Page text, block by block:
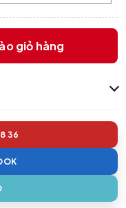
Kỷ Niệm 50 Năm |
giỏ hàng
36